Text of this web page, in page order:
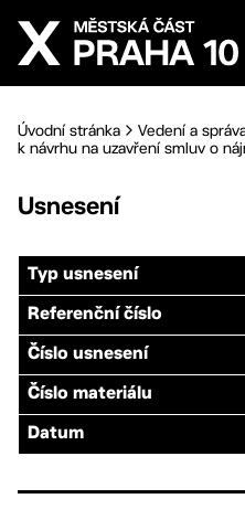
Přejít na hlavní obsah
Úvodní stránka Vedení a
k návrhu na uzavření smluv o
Usnesení
Typ usnesení
Referenční číslo
Číslo usnesení
Číslo materiálu
Datum